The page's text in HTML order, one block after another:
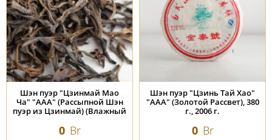
Шэн пуэр "Цзинмай Мао
Ча" "ААА" (Рассыпной Шэн
пуэр из Цзинмай) (Влажный
0 Br
Шэн пуэр "Цзинь Тай Хао"
"ААА" (Золотой Рассвет), 380
г., 2006 г.
0 Br